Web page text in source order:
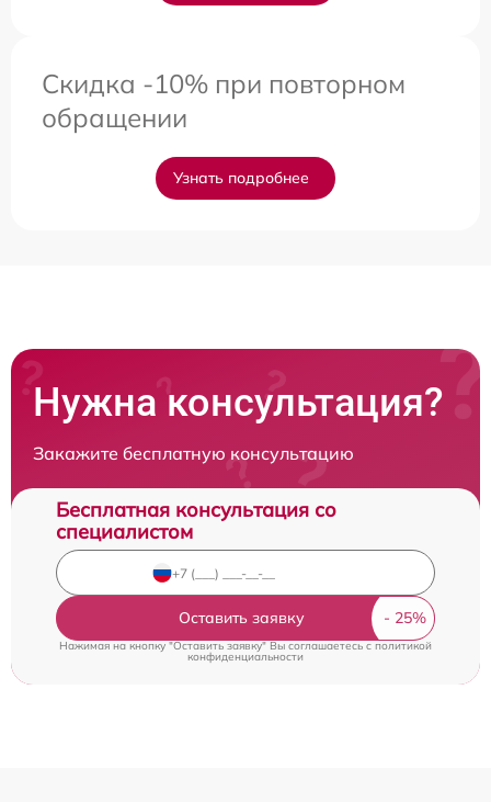
Скидка -10% при повторном
обращении
Узнать подробнее
Нужна консультация?
Закажите бесплатную консультацию
Бесплатная консультация со
специалистом
Оставить заявку
Нажимая на кнопку "Оставить заявку" Вы соглашаетесь c политикой
конфиденциальности